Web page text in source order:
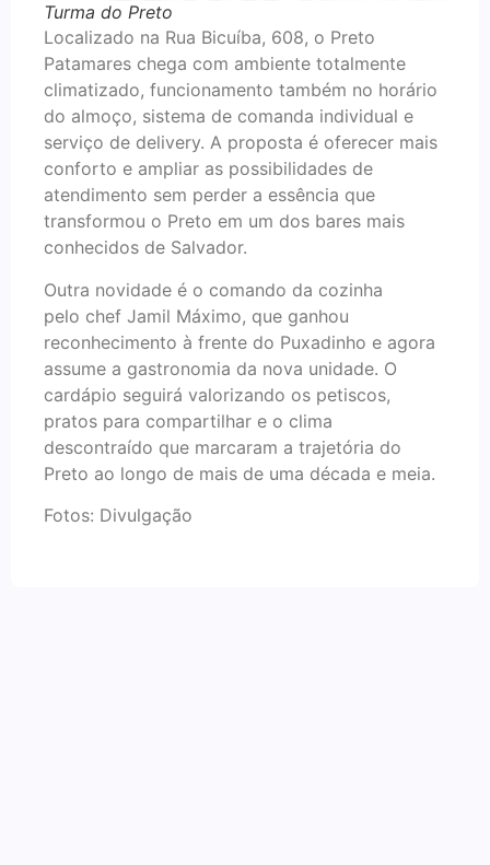
Turma do Preto
Localizado na Rua Bicuíba, 608, o Preto
Patamares chega com ambiente totalmente
climatizado, funcionamento também no horário
do almoço, sistema de comanda individual e
serviço de delivery. A proposta é oferecer mais
conforto e ampliar as possibilidades de
atendimento sem perder a essência que
transformou o Preto em um dos bares mais
conhecidos de Salvador.
Outra novidade é o comando da cozinha
pelo chef Jamil Máximo, que ganhou
reconhecimento à frente do Puxadinho e agora
assume a gastronomia da nova unidade. O
cardápio seguirá valorizando os petiscos,
pratos para compartilhar e o clima
descontraído que marcaram a trajetória do
Preto ao longo de mais de uma década e meia.
Fotos: Divulgação